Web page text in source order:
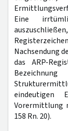
Eine
Nachsendung
das ARP-
eindeutigen
Vorermittlung
158 Rn. 20).